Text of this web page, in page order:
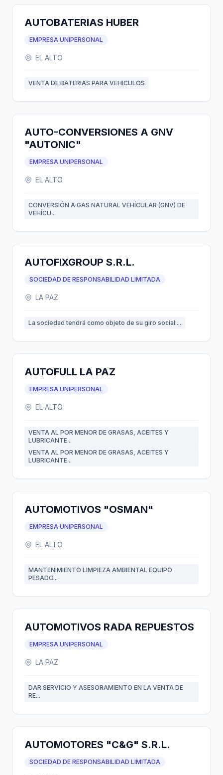
AUTOBATERIAS HUBER
EMPRESA UNIPERSONAL
EL ALTO
VENTA DE BATERIAS PARA VEHICULOS
AUTO-CONVERSIONES A GNV
"AUTONIC"
EMPRESA UNIPERSONAL
EL ALTO
CONVERSIÓN A GAS NATURAL VEHÍCULAR (GNV) DE
VEHÍCU...
AUTOFIXGROUP S.R.L.
SOCIEDAD DE RESPONSABILIDAD LIMITADA
LA PAZ
La sociedad tendrá como objeto de su giro social:...
AUTOFULL LA PAZ
EMPRESA UNIPERSONAL
EL ALTO
VENTA AL POR MENOR DE GRASAS, ACEITES Y
LUBRICANTE...
VENTA AL POR MENOR DE GRASAS, ACEITES Y
LUBRICANTE...
AUTOMOTIVOS "OSMAN"
EMPRESA UNIPERSONAL
EL ALTO
MANTENIMIENTO LIMPIEZA AMBIENTAL EQUIPO
PESADO...
AUTOMOTIVOS RADA REPUESTOS
EMPRESA UNIPERSONAL
LA PAZ
DAR SERVICIO Y ASESORAMIENTO EN LA VENTA DE
RE...
AUTOMOTORES "C&G" S.R.L.
SOCIEDAD DE RESPONSABILIDAD LIMITADA